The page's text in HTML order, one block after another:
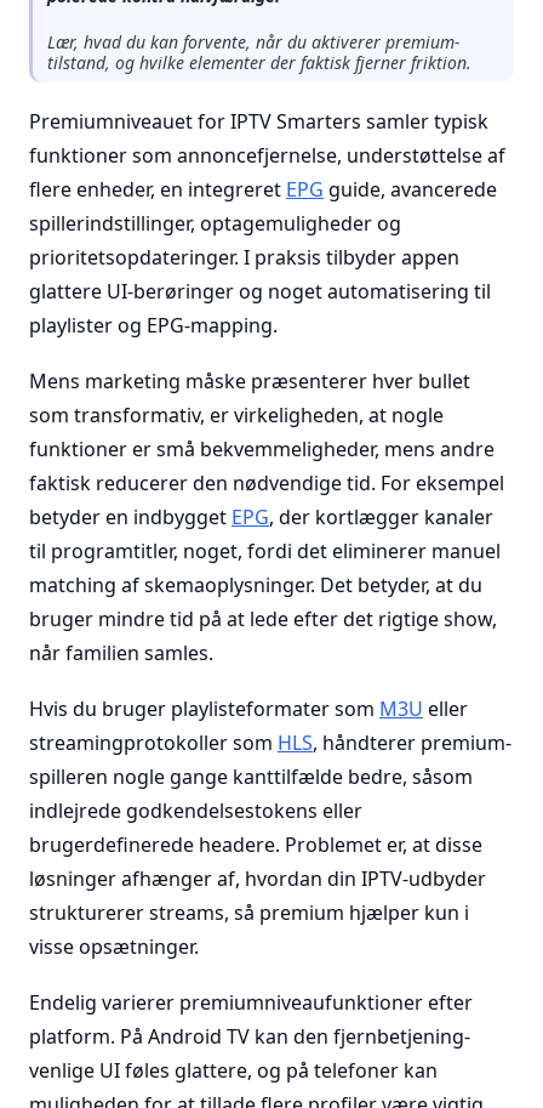
Lær, hvad du kan forvente, når du aktiverer premium-
tilstand, og hvilke elementer der faktisk fjerner friktion.
Premiumniveauet for IPTV Smarters samler typisk
funktioner som annoncefjernelse, understøttelse af
flere enheder, en integreret EPG guide, avancerede
spillerindstillinger, optagemuligheder og
prioritetsopdateringer. I praksis tilbyder appen
glattere UI-berøringer og noget automatisering til
playlister og EPG-mapping.
Mens marketing måske præsenterer hver bullet
som transformativ, er virkeligheden, at nogle
funktioner er små bekvemmeligheder, mens andre
faktisk reducerer den nødvendige tid. For eksempel
betyder en indbygget EPG, der kortlægger kanaler
til programtitler, noget, fordi det eliminerer manuel
matching af skemaoplysninger. Det betyder, at du
bruger mindre tid på at lede efter det rigtige show,
når familien samles.
Hvis du bruger playlisteformater som M3U eller
streamingprotokoller som HLS, håndterer premium-
spilleren nogle gange kanttilfælde bedre, såsom
indlejrede godkendelsestokens eller
brugerdefinerede headere. Problemet er, at disse
løsninger afhænger af, hvordan din IPTV-udbyder
strukturerer streams, så premium hjælper kun i
visse opsætninger.
Endelig varierer premiumniveaufunktioner efter
platform. På Android TV kan den fjernbetjening-
venlige UI føles glattere, og på telefoner kan